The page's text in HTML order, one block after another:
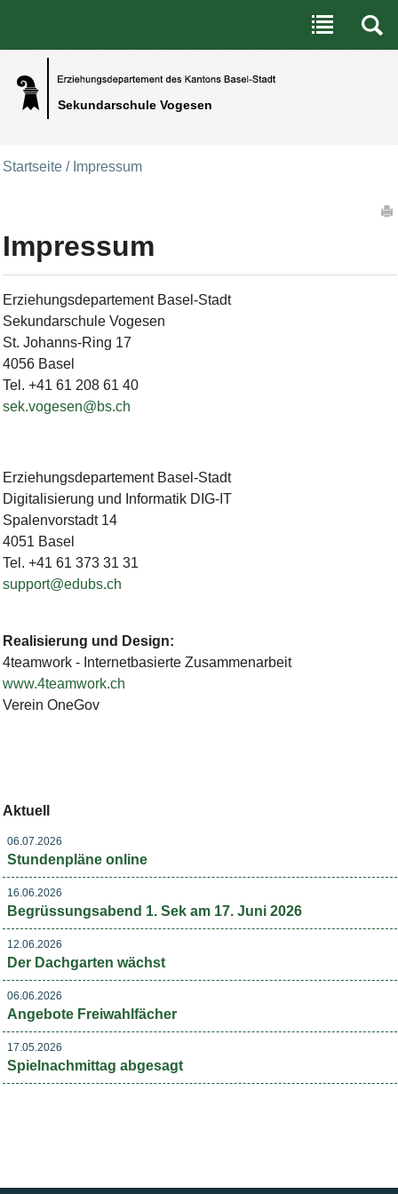
Sekundarschule Vogesen
Benutzerspezifische Werkzeuge
Direkt zum Inhalt|Direkt zur Navigation
Startseite / Impressum
Impressum
Erziehungsdepartement Basel-Stadt
Sekundarschule Vogesen
St. Johanns-Ring 17
4056 Basel
Tel. +41 61 208 61 40
sek.vogesen@bs.ch
Erziehungsdepartement Basel-Stadt
Digitalisierung und Informatik DIG-IT
Spalenvorstadt 14
4051 Basel
Tel. +41 61 373 31 31
support@edubs.ch
Realisierung und Design:
4teamwork - Internetbasierte Zusammenarbeit
www.4teamwork.ch
Verein OneGov
Aktuell
06.07.2026
Stundenpläne online
16.06.2026
Begrüssungsabend 1. Sek am 17. Juni 2026
12.06.2026
Der Dachgarten wächst
06.06.2026
Angebote Freiwahlfächer
17.05.2026
Spielnachmittag abgesagt